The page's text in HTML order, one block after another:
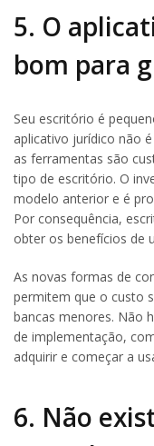
5. O
bom para
Seu escritório é
aplicativo jurídico não
as ferramentas são
tipo de escritório. O
modelo anterior e é
Por consequência,
obter os benefícios de
As novas formas de
permitem que o custo
bancas menores. Não
de implementação,
adquirir e começar a
6. Não